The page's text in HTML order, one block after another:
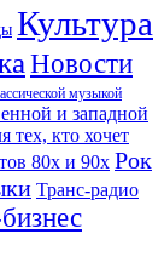
Культура
Новости
музыкой
и западной
тех, кто хочет
80х и 90х Рок
Транс-радио